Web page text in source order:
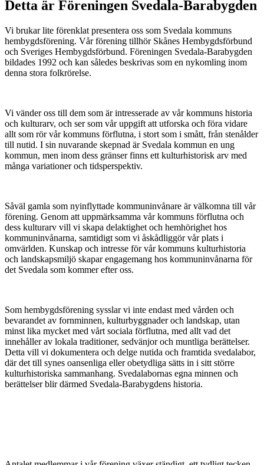
Detta är Föreningen Svedala-Barabygden
Vi brukar lite förenklat presentera oss som Svedala kommuns
hembygdsförening. Vår förening tillhör Skånes Hembygdsförbund
och Sveriges Hembygdsförbund. Föreningen Svedala-Barabygden
bildades 1992 och kan således beskrivas som en nykomling inom
denna stora folkrörelse.
Vi vänder oss till dem som är intresserade av vår kommuns historia
och kulturarv, och ser som vår uppgift att utforska och föra vidare
allt som rör vår kommuns förflutna, i stort som i smått, från stenålder
till nutid. I sin nuvarande skepnad är Svedala kommun en ung
kommun, men inom dess gränser finns ett kulturhistorisk arv med
många variationer och tidsperspektiv.
Såväl gamla som nyinflyttade kommuninvånare är välkomna till vår
förening. Genom att uppmärksamma vår kommuns förflutna och
dess kulturarv vill vi skapa delaktighet och hemhörighet hos
kommuninvånarna, samtidigt som vi åskådliggör vår plats i
omvärlden. Kunskap och intresse för vår kommuns kulturhistoria
och landskapsmiljö skapar engagemang hos kommuninvånarna för
det Svedala som kommer efter oss.
Som hembygdsförening sysslar vi inte endast med vården och
bevarandet av fornminnen, kulturbyggnader och landskap, utan
minst lika mycket med vårt sociala förflutna, med allt vad det
innehåller av lokala traditioner, sedvänjor och muntliga berättelser.
Detta vill vi dokumentera och delge nutida och framtida svedalabor,
där det till synes oansenliga eller obetydliga sätts in i sitt större
kulturhistoriska sammanhang. Svedalabornas egna minnen och
berättelser blir därmed Svedala-Barabygdens historia.